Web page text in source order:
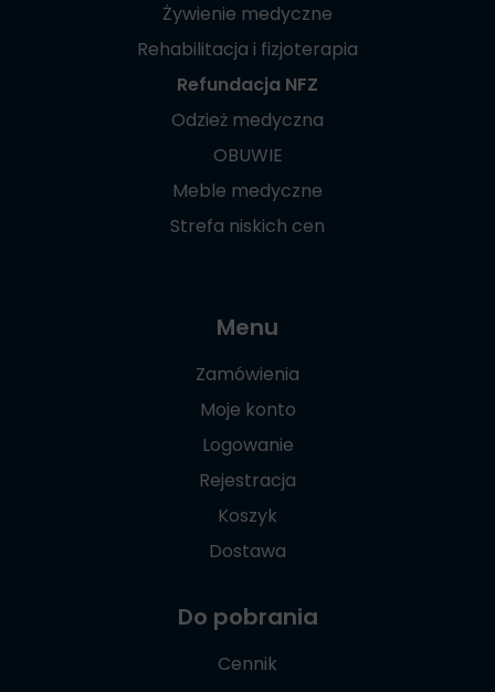
Żywienie medyczne
Rehabilitacja i fizjoterapia
Refundacja NFZ
Odzież medyczna
OBUWIE
Meble medyczne
Strefa niskich cen
Menu
Zamówienia
Moje konto
Logowanie
Rejestracja
Koszyk
Dostawa
Do pobrania
Cennik